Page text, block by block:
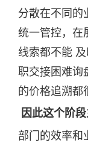
分散在不同的
统一管控，在
线索都不能
职交接困难询
的价格追溯都
因此这个阶
部门的效率和